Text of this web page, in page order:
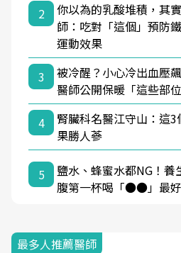
2
你以為的乳酸堆積，其
師：吃對「這個」預防
運動效果
3
被冷醒？小心冷出血壓
醫師公開保暖「這些部
4
腎臟科名醫江守山：這
果勝人蔘
5
鹽水、蜂蜜水都NG！
腹第一杯喝「●●」最好
最多人推薦醫師